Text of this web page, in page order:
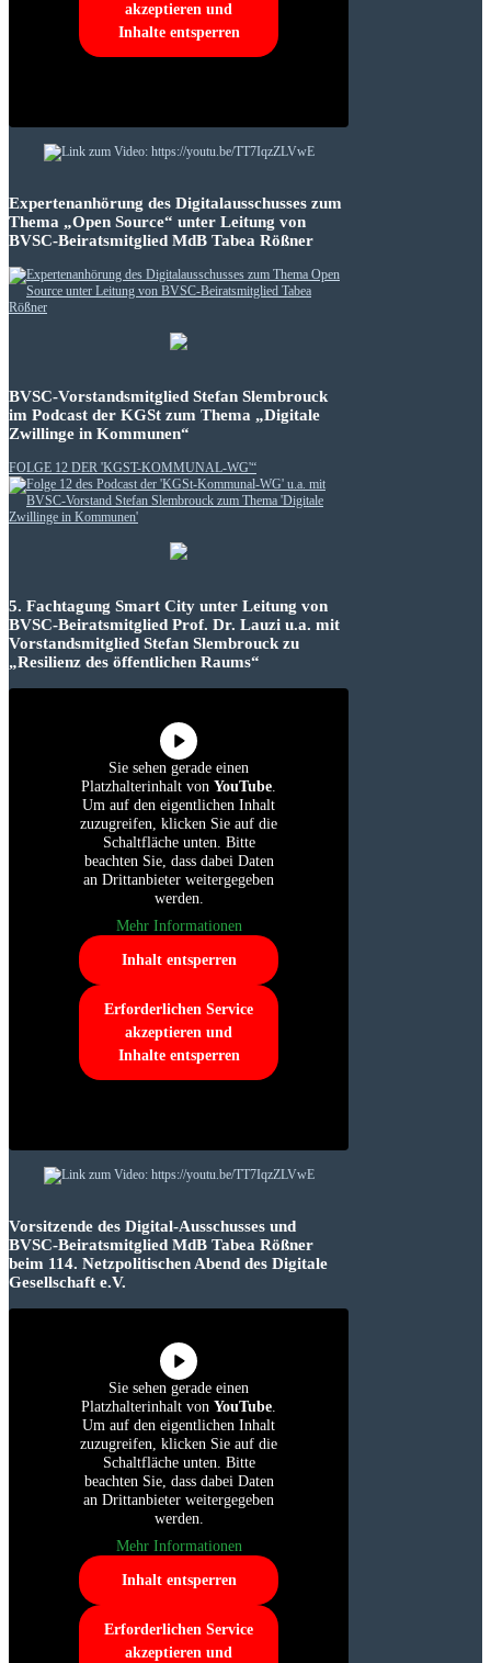
akzeptieren und
Inhalte entsperren
Expertenanhörung des Digitalausschusses zum
Thema „Open Source“ unter Leitung von
BVSC-Beiratsmitglied MdB Tabea Rößner
BVSC-Vorstandsmitglied Stefan Slembrouck
im Podcast der KGSt zum Thema „Digitale
Zwillinge in Kommunen“
FOLGE 12 DER 'KGST-KOMMUNAL-WG'“
5. Fachtagung Smart City unter Leitung von
BVSC-Beiratsmitglied Prof. Dr. Lauzi u.a. mit
Vorstandsmitglied Stefan Slembrouck zu
„Resilienz des öffentlichen Raums“
Sie sehen gerade einen
Platzhalterinhalt von YouTube.
Um auf den eigentlichen Inhalt
zuzugreifen, klicken Sie auf die
Schaltfläche unten. Bitte
beachten Sie, dass dabei Daten
an Drittanbieter weitergegeben
werden.
Mehr Informationen
Inhalt entsperren
Erforderlichen Service
akzeptieren und
Inhalte entsperren
Vorsitzende des Digital-Ausschusses und
BVSC-Beiratsmitglied MdB Tabea Rößner
beim 114. Netzpolitischen Abend des Digitale
Gesellschaft e.V.
Sie sehen gerade einen
Platzhalterinhalt von YouTube.
Um auf den eigentlichen Inhalt
zuzugreifen, klicken Sie auf die
Schaltfläche unten. Bitte
beachten Sie, dass dabei Daten
an Drittanbieter weitergegeben
werden.
Mehr Informationen
Inhalt entsperren
Erforderlichen Service
akzeptieren und